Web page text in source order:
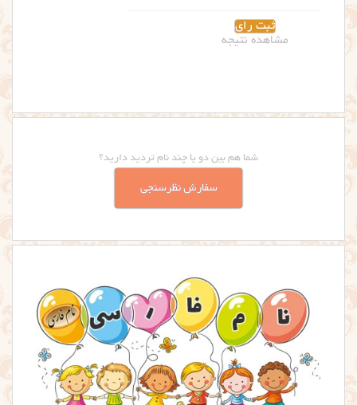
شما هم بین دو یا چند نام تردید دارید؟
سفارش نظرسنجی